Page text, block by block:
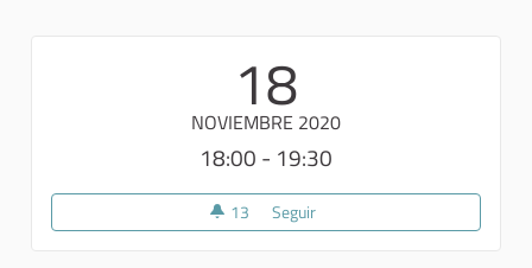
18
NOVIEMBRE 2020
18:00 - 19:30
13 13 seguidoras
Seguir2° Incontro_Dalla